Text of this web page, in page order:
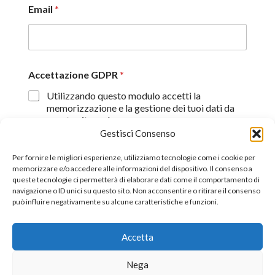
Gestisci Consenso
Per fornire le migliori esperienze, utilizziamo tecnologie come i cookie per
memorizzare e/o accedere alle informazioni del dispositivo. Il consenso a
queste tecnologie ci permetterà di elaborare dati come il comportamento di
navigazione o ID unici su questo sito. Non acconsentire o ritirare il consenso
può influire negativamente su alcune caratteristiche e funzioni.
Accetta
Nega
Email *
Accettazione GDPR *
Utilizzando questo modulo accetti la
memorizzazione e la gestione dei tuoi dati da
questo sito web.
Proseguendo, dichiaro di aver preso visione
Invia
Nazionale dei Giornalisti tessera n° 170656